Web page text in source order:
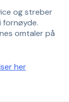
og streber
fornøyde.
omtaler på
her